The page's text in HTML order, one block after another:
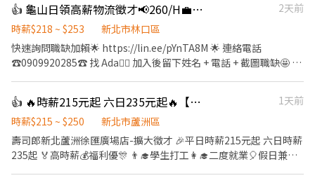
👍 龜山日領高薪物流徵才📢260/H💼立即上班
2天前
時薪$218 ~ $253
新北市林口區
快速詢問職缺加賴🌟 https://lin.ee/pYnTA8M 🌟 連絡電話
☎️0909920285☎️ 找 Ada🙋‍♀ 加入後留下姓名 + 電話 + 截圖職缺🤩 🈚️
裝、分類 ✅ 貼標、撿貨、刷條碼 ✅ 退換貨處理 ✅ 其他倉儲相關作
業 上班時段 🌞 早班｜08:00－17:00 休息：12:00－13:15 🌙 夜班｜
16:00－01:00 休息：18:30－19:30、22:00－22:15 薪資待遇 💰 早
班：260元／時 （底薪196元＋津貼64元） 💰 夜班：280元／時
👍 🔥時薪215元起 六日235元起🔥【日商 壽司郎 蘆洲徐匯廣場店 兼職人員】
1天前
時薪$215 ~ $250
新北市蘆洲區
壽司郎新北蘆洲徐匯廣場店-擴大徵才 🎉平日時薪215元起 六日時薪
235起 🏅高時薪💰福利優🎊 👨‍🎓學生打工👩‍🎓二度就業🎈假日兼職